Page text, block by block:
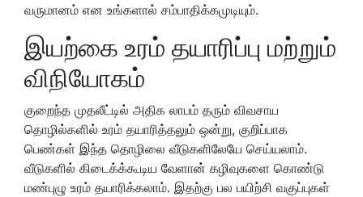
வருமானம் என உங்களால் சம்பாதிக்கமுடியும்.
இயற்கை உரம் தயாரிப்பு மற்றும்
விநியோகம்
குறைந்த முதலீட்டில் அதிக லாபம் தரும் விவசாய
தொழில்களில் உரம் தயாரித்தலும் ஒன்று, குறிப்பாக
பெண்கள் இந்த தொழிலை வீடுகளிலேயே செய்யலாம்.
வீடுகளில் கிடைக்க்கூடிய வேளான் கழிவுகளை கொண்டு
மண்புழு உரம் தயாரிக்கலாம். இதற்கு பல பயிற்சி வகுப்புகள்